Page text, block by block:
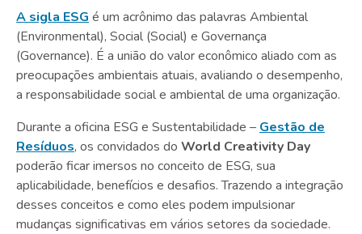
A sigla ESG é um acrônimo das palavras Ambiental
(Environmental), Social (Social) e Governança
(Governance). É a união do valor econômico aliado com as
preocupações ambientais atuais, avaliando o desempenho,
a responsabilidade social e ambiental de uma organização.
Durante a oficina ESG e Sustentabilidade – Gestão de
Resíduos, os convidados do World Creativity Day
poderão ficar imersos no conceito de ESG, sua
aplicabilidade, benefícios e desafios. Trazendo a integração
desses conceitos e como eles podem impulsionar
mudanças significativas em vários setores da sociedade.